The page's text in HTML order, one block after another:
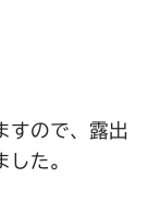
すので、露出
た。